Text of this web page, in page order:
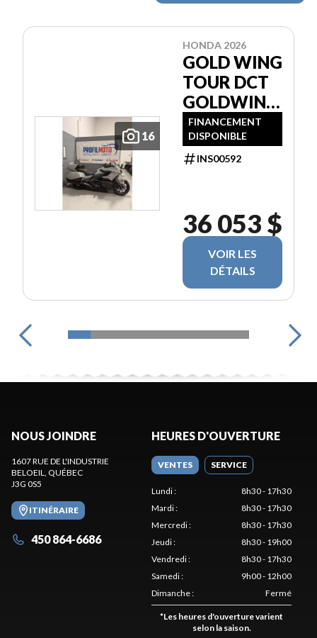
16
HONDA 2026
GOLD WING
TOUR DCT
GOLDWING
GL1800
FINANCEMENT
DISPONIBLE
INS00592
36 053 $
VOIR LES
DÉTAILS
NOUS JOINDRE
1607 RUE DE L'INDUSTRIE
BELOEIL, QUÉBEC
J3G 0S5
ITINÉRAIRE
450 864-6686
HEURES D'OUVERTURE
VENTES SERVICE
Lundi:
8h30 - 17h30
Mardi:
8h30 - 17h30
Mercredi:
8h30 - 17h30
Jeudi:
8h30 - 19h00
Vendredi:
8h30 - 17h30
Samedi:
9h00 - 12h00
Dimanche: Fermé
*Les heures d'ouverture varient
selon la saison.